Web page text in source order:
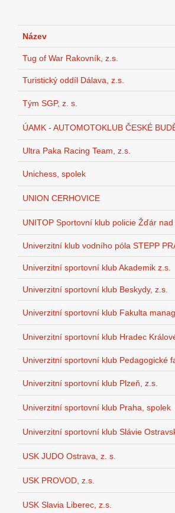
Název
Tug of War Rakovník, z.s.
Turistický oddíl Dálava, z.s.
Tým SGP, z. s.
ÚAMK - AUTOMOTOKLUB ČESKÉ
Ultra Paka Racing Team, z.s.
Unichess, spolek
UNION CERHOVICE
UNITOP Sportovní klub policie Žďár
Univerzitní klub vodního póla STEPP
Univerzitní sportovní klub Akademik z.s.
Univerzitní sportovní klub Beskydy, z.s.
Univerzitní sportovní klub Fakulta
Univerzitní sportovní klub Hradec
Univerzitní sportovní klub Pedagogické
Univerzitní sportovní klub Plzeň, z.s.
Univerzitní sportovní klub Praha, spolek
Univerzitní sportovní klub Slávie
USK JUDO Ostrava, z. s.
USK PROVOD, z.s.
USK Slavia Liberec, z.s.